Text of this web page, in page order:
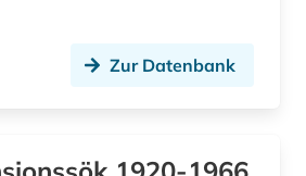
Zur Datenbank